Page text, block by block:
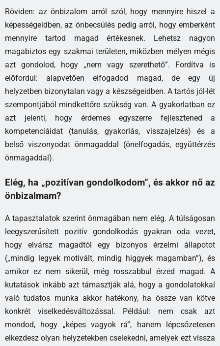
Röviden: az önbizalom arról szól, hogy mennyire hiszel a
képességeidben, az önbecsülés pedig arról, hogy emberként
mennyire tartod magad értékesnek. Lehetsz nagyon
magabiztos egy szakmai területen, miközben mélyen mégis
azt gondolod, hogy „nem vagy szerethető”. Fordítva is
előfordul: alapvetően elfogadod magad, de egy új
helyzetben bizonytalan vagy a készségeidben. A tartós jól-lét
szempontjából mindkettőre szükség van. A gyakorlatban ez
azt jelenti, hogy érdemes egyszerre fejlesztened a
kompetenciáidat (tanulás, gyakorlás, visszajelzés) és a
belső viszonyodat önmagaddal (önelfogadás, együttérzés
önmagaddal).
Elég, ha „pozitívan gondolkodom”, és akkor nő az
önbizalmam?
A tapasztalatok szerint önmagában nem elég. A túlságosan
leegyszerűsített pozitív gondolkodás gyakran oda vezet,
hogy elvársz magadtól egy bizonyos érzelmi állapotot
(„mindig legyek motivált, mindig higgyek magamban”), és
amikor ez nem sikerül, még rosszabbul érzed magad. A
kutatások inkább azt támasztják alá, hogy a gondolatokkal
való tudatos munka akkor hatékony, ha össze van kötve
konkrét viselkedésváltozással. Például: nem csak azt
mondod, hogy „képes vagyok rá”, hanem lépcsőzetesen
elkezdesz olyan helyzetekben cselekedni, amelyek ezt vissza